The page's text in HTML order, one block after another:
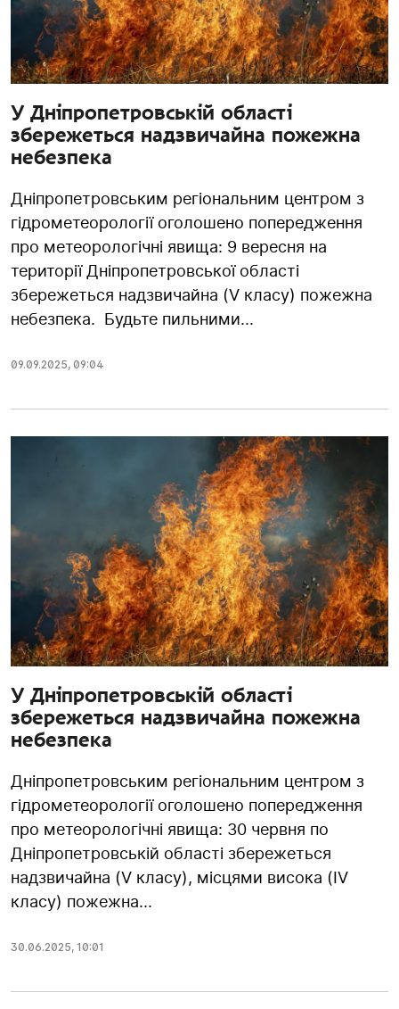
У Дніпропетровській області
збережеться надзвичайна пожежна
небезпека
Дніпропетровським регіональним центром з
гідрометеорології оголошено попередження
про метеорологічні явища: 9 вересня на
території Дніпропетровської області
збережеться надзвичайна (V класу) пожежна
небезпека. Будьте пильними...
09.09.2025, 09:04
У Дніпропетровській області
збережеться надзвичайна пожежна
небезпека
Дніпропетровським регіональним центром з
гідрометеорології оголошено попередження
про метеорологічні явища: 30 червня по
Дніпропетровській області збережеться
надзвичайна (V класу), місцями висока (IV
класу) пожежна...
30.06.2025, 10:01